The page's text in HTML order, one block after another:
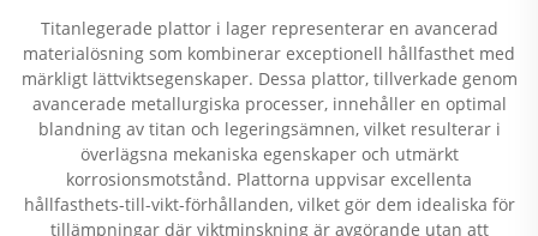
Titanlegerade plattor i lager representerar en avancerad
materialösning som kombinerar exceptionell hållfasthet med
märkligt lättviktsegenskaper. Dessa plattor, tillverkade genom
avancerade metallurgiska processer, innehåller en optimal
blandning av titan och legeringsämnen, vilket resulterar i
överlägsna mekaniska egenskaper och utmärkt
korrosionsmotstånd. Plattorna uppvisar excellenta
hållfasthets-till-vikt-förhållanden, vilket gör dem idealiska för
tillämpningar där viktminskning är avgörande utan att